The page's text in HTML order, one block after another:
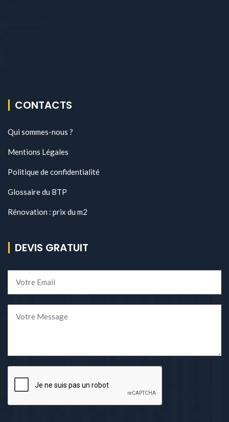
CONTACTS
Qui sommes-nous ?
Mentions Légales
Politique de confidentialité
Glossaire du BTP
Rénovation : prix du m2
DEVIS GRATUIT